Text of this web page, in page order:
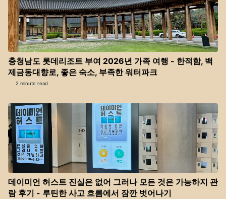
충청남도 롯데리조트 부여 2026년 가족 여행 - 한적함, 백
제금동대향로, 좋은 숙소, 부족한 워터파크
2 minute read
데이미언 허스트 진실은 없어 그러나 모든 것은 가능하지 관
람 후기 - 루틴한 사고 흐름에서 잠깐 벗어나기